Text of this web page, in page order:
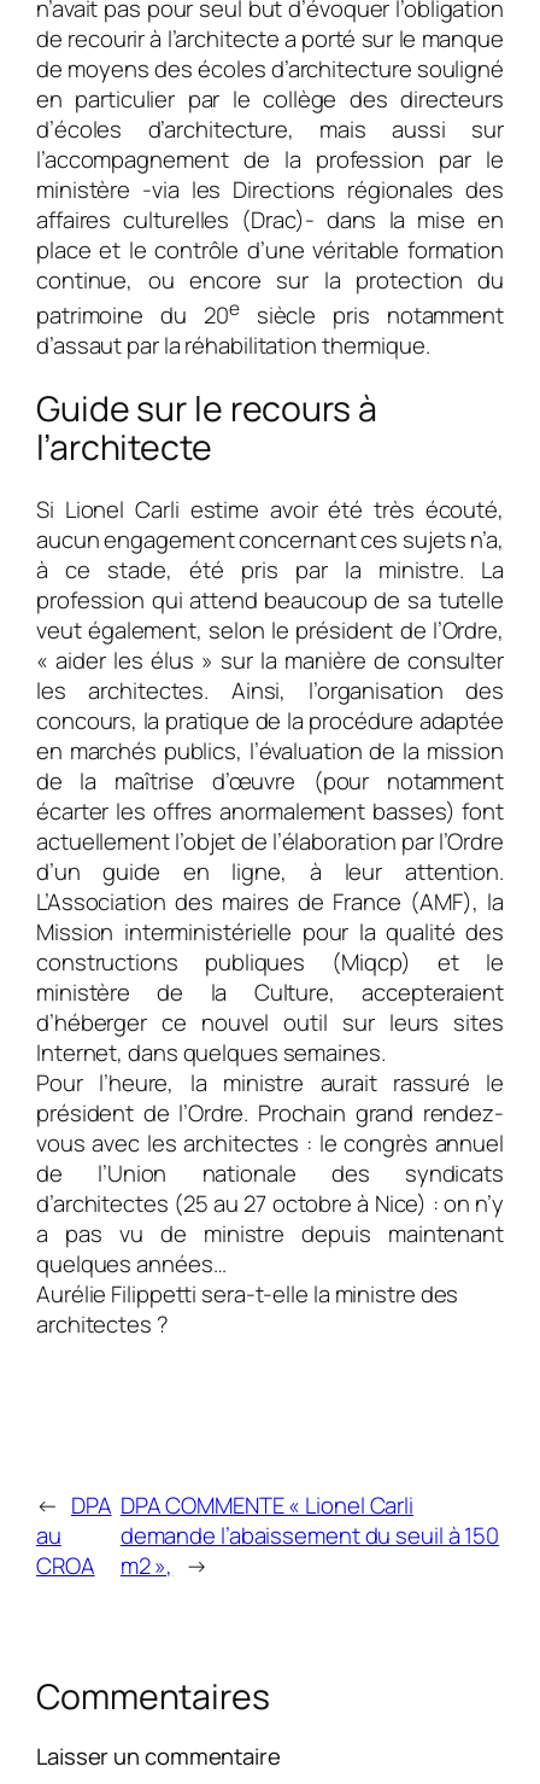
n’avait pas pour seul but d’évoquer l’obligation
de recourir à l’architecte a porté sur le manque
de moyens des écoles d’architecture souligné
en particulier par le collège des directeurs
d’écoles d’architecture, mais aussi sur
l’accompagnement de la profession par le
ministère -via les Directions régionales des
affaires culturelles (Drac)- dans la mise en
place et le contrôle d’une véritable formation
continue, ou encore sur la protection du
patrimoine du 20esiècle pris notamment
d’assaut par la réhabilitation thermique.
Guide sur le recours à
l’architecte
Si Lionel Carli estime avoir été très écouté,
aucun engagement concernant ces sujets n’a,
à ce stade, été pris par la ministre. La
profession qui attend beaucoup de sa tutelle
veut également, selon le président de l’Ordre,
« aider les élus » sur la manière de consulter
les architectes. Ainsi, l’organisation des
concours, la pratique de la procédure adaptée
en marchés publics, l’évaluation de la mission
de la maîtrise d’œuvre (pour notamment
écarter les offres anormalement basses) font
actuellement l’objet de l’élaboration par l’Ordre
d’un guide en ligne, à leur attention.
L’Association des maires de France (AMF), la
Mission interministérielle pour la qualité des
constructions publiques (Miqcp) et le
ministère de la Culture, accepteraient
d’héberger ce nouvel outil sur leurs sites
Internet, dans quelques semaines.
Pour l’heure, la ministre aurait rassuré le
président de l’Ordre. Prochain grand rendez-
vous avec les architectes : le congrès annuel
de l’Union nationale des syndicats
d’architectes (25 au 27 octobre à Nice) : on n’y
a pas vu de ministre depuis maintenant
quelques années…
Aurélie Filippetti sera-t-elle la ministre des
architectes ?
← DPA
au
CROA
DPA COMMENTE « Lionel Carli
demande l’abaissement du seuil à 150
m2 », →
Commentaires
Laisser un commentaire